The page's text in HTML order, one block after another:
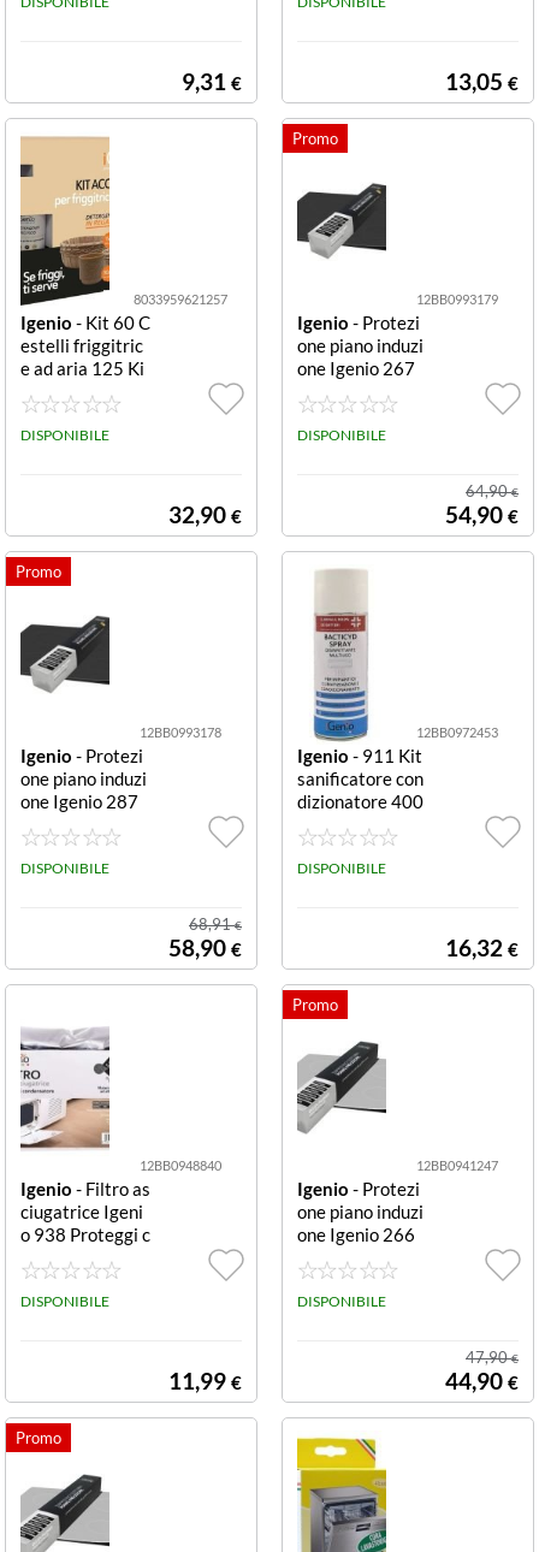
9,31 € 13,05 €
8033959621257
Igenio - Kit 60 C
estelli friggitric
e ad aria 125 Ki
t 60 cestelli frig
gitrice ad aria c
on in omaggo de
DISPONIBILE
32,90 €
12BB0993179
Igenio - Protezi
one piano induzi
one Igenio 267
60x52 cm Black
60x52 cm
DISPONIBILE
64,90€
54,90 €
12BB0993178
Igenio - Protezi
one piano induzi
one Igenio 287
80x52 cm Black
80x52 cm
DISPONIBILE
68,91€
58,90 €
12BB0972453
Igenio - 911 Kit
sanificatore con
dizionatore 400
ml spray disinfe
ttante batterici
da Bacticyd
DISPONIBILE
16,32 €
12BB0948840
Igenio - Filtro as
ciugatrice Igeni
o 938 Proteggi c
ondensatore Bla
ck Proteggi con
densatore
DISPONIBILE
11,99 €
12BB0941247
Igenio - Protezi
one piano induzi
one Igenio 266
Vetrosecurit Cle
ar Vetrosecurit
DISPONIBILE
47,90€
44,90 €